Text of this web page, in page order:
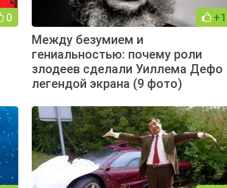
0 +1
Между безумием и
гениальностью: почему роли
злодеев сделали Уиллема Дефо
легендой экрана (9 фото)